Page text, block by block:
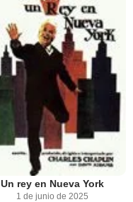
Un rey en Nueva York
1 de junio de 2025